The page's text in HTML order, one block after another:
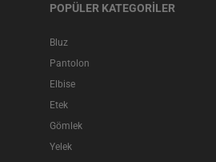
POPÜLER KATEGORİLER
Bluz
Pantolon
Elbise
Etek
Gömlek
Yelek